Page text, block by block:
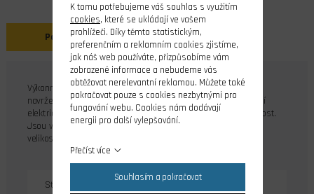
Popis
Výkonné vrtule pro R/C modelová letadla - řada K. Vrtule jsou
navrženy pro větší 2 a 4 taktové spalovací motory a konverzní
elektrické modely. Řada K poskytuje vynikající výkon a trvanlivost.
Jsou vyrobeny z kompozitu vyztuženého skelným vláknem ve
velikostech 12 až 16".
Stoupání [m]
K tomu potřebujeme váš souhlas s využitím
cookies, které se ukládají ve vašem
prohlížeči. Díky těmto statistickým,
preferenčním a reklamním cookies zjistíme,
jak náš web používáte, přizpůsobíme vám
zobrazené informace a nebudeme vás
obtěžovat nerelevantní reklamou. Můžete také
pokračovat pouze s cookies nezbytnými pro
fungování webu. Cookies nám dodávají
energii pro další vylepšování.
Přečíst více
Souhlasím a pokračovat